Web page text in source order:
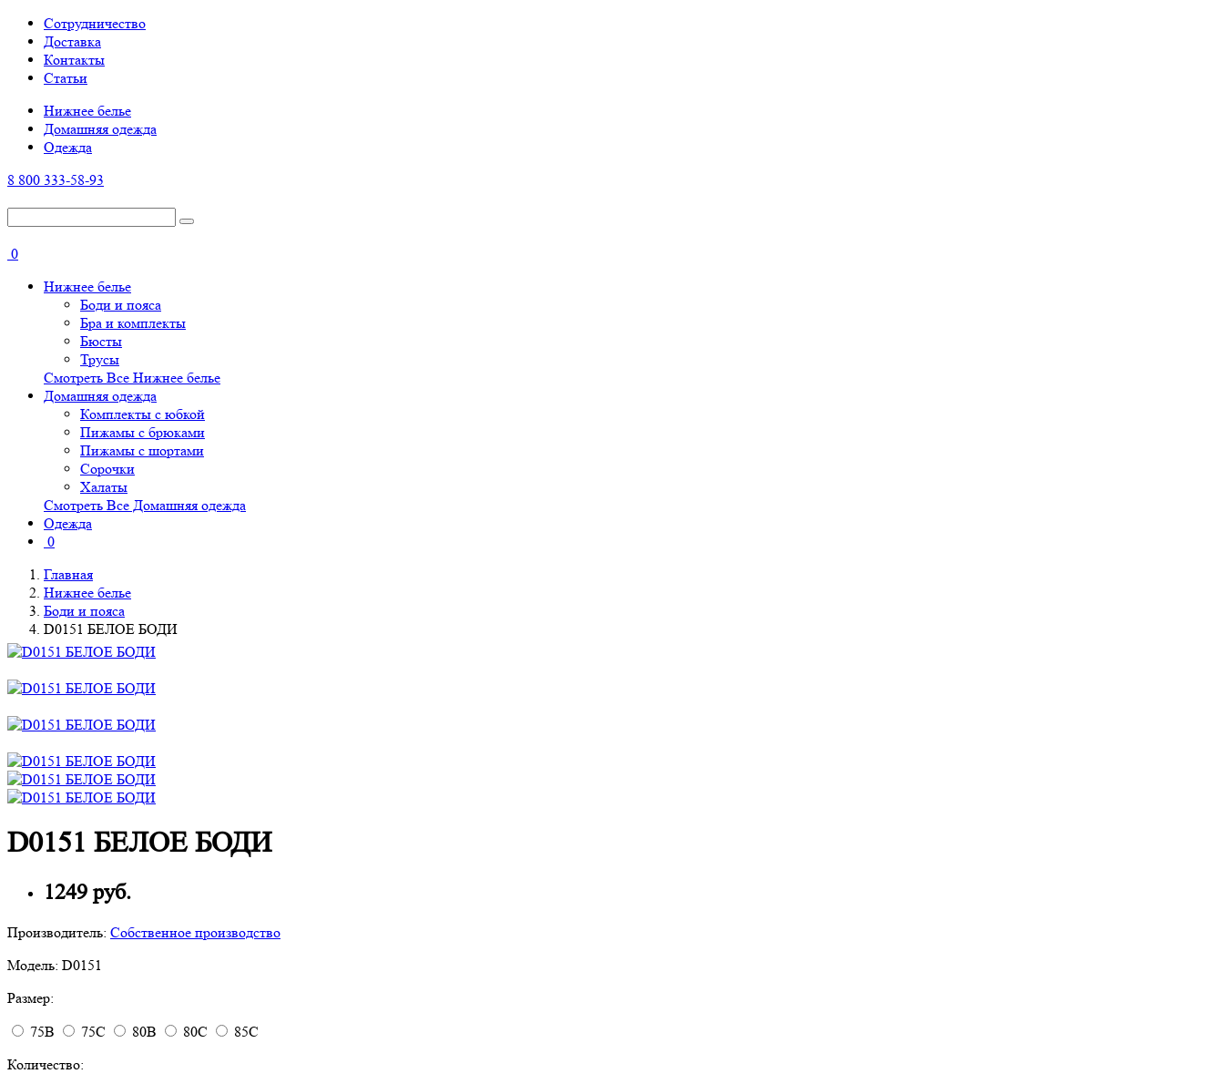
Cотрудничество
Доставка
Контакты
Статьи
Нижнее белье
Домашняя одежда
Одежда
8 800 333-58-93
0
Нижнее белье
Боди и пояса
Бра и комплекты
Бюсты
Трусы
Смотреть Все Нижнее белье
Домашняя одежда
Комплекты с юбкой
Пижамы с брюками
Пижамы с шортами
Сорочки
Халаты
Смотреть Все Домашняя одежда
Одежда
0
Главная
Нижнее белье
Боди и пояса
D0151 БЕЛОЕ БОДИ
D0151 БЕЛОЕ БОДИ
1249 руб.
Производитель: Собственное производство
Модель: D0151
Размер:
75B
75C 80B 80C
85C
Количество: